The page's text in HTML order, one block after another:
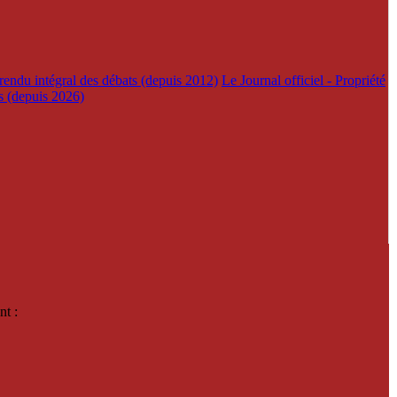
intégral des débats (depuis 2012) Le Journal officiel - Propriété
(depuis 2026)
: